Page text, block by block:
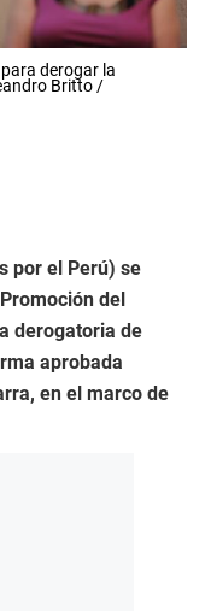
derogar la
Britto /
por el Perú) se
del
derogatoria de
aprobada
en el marco de